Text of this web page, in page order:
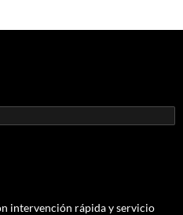
intervención rápida y servicio